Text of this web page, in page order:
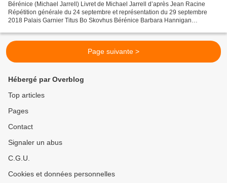
Bérénice (Michael Jarrell) Livret de Michael Jarrell d’après Jean Racine
Répétition générale du 24 septembre et représentation du 29 septembre
2018 Palais Garnier Titus Bo Skovhus Bérénice Barbara Hannigan
Page suivante >
Hébergé par Overblog
Top articles
Pages
Contact
Signaler un abus
C.G.U.
Cookies et données personnelles